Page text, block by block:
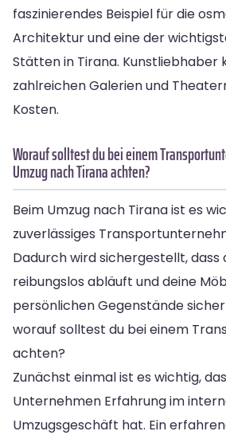
faszinierendes Beispiel für die
Architektur und eine der
Stätten in Tirana. Kunstliebhaber
zahlreichen Galerien und
Kosten.
Worauf solltest du bei einem
Umzug nach Tirana achten?
Beim Umzug nach Tirana ist es
zuverlässiges
Dadurch wird sichergestellt, dass
reibungslos abläuft und deine
persönlichen Gegenstände
worauf solltest du bei einem
achten?
Zunächst einmal ist es wichtig,
Unternehmen Erfahrung im
Umzugsgeschäft hat. Ein